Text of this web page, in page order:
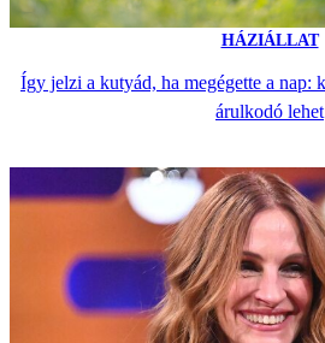
HÁZIÁLLAT
Így jelzi a kutyád, ha megégette a nap:
árulkodó lehet